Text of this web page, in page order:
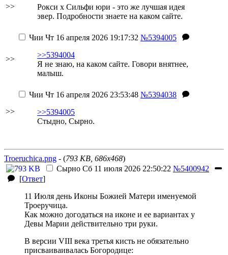
>>
Рокси x Сильфи юри - это же лучшая идея
эвер. Подробности знаете на каком сайте.
>>
Чии Чт 16 апреля 2026 19:17:32 №5394005
>>5394004
Я не знаю, на каком сайте. Говори внятнее,
малыш.
>>
Чии Чт 16 апреля 2026 23:53:48 №5394038
>>5394005
Стыдно, Сырно.
Troeruchica.png - (793 KB, 686x468)
Сырно Сб 11 июля 2026 22:50:22 №5400942
[Ответ]
11 Июля день Иконы Божией Матери именуемой
Троеручица.
Как можно догодаться на иконе и ее вариантах у
Девы Марии действительно три руки.
В версии VIII века третья кисть не обязательно
присваиваивалась Богородице: